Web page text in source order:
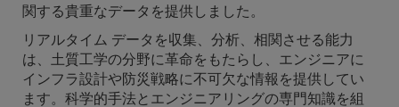
関する貴重なデータを提供しました。
リアルタイム データを収集、分析、相関させる能力
は、土質工学の分野に革命をもたらし、エンジニアに
インフラ設計や防災戦略に不可欠な情報を提供してい
ます。科学的手法とエンジニアリングの専門知識を組